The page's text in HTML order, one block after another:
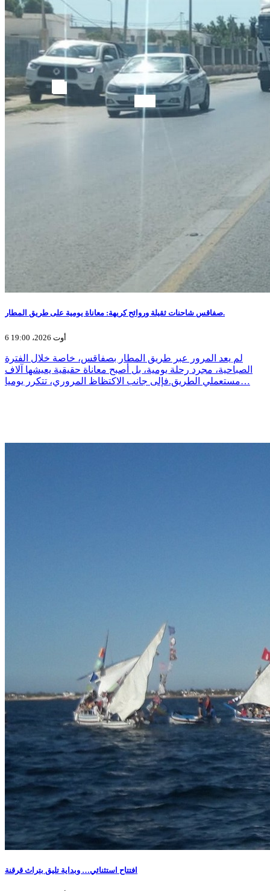
صفاقس شاحنات ثقيلة وروائح كريهة: معاناة يومية على طريق المطار.
6 أوت 2026، 19:00
لم يعد المرور عبر طريق المطار بصفاقس، خاصة خلال الفترة
الصباحية، مجرد رحلة يومية، بل أصبح معاناة حقيقية يعيشها آلاف
مستعملي الطريق.فإلى جانب الاكتظاظ المروري، تتكرر يوميا…
افتتاح استثنائي… وبداية تليق بتراث قرقنة